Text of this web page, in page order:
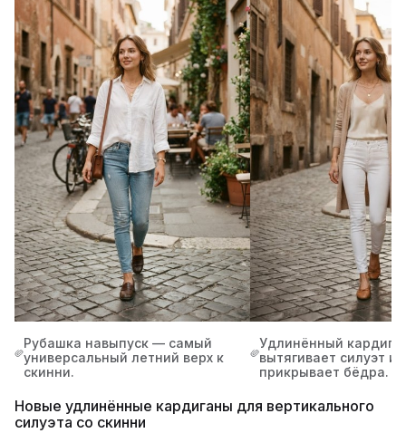
Рубашка навыпуск — самый
универсальный летний верх к
скинни.
Удлинённый
вытягивает силуэт и
прикрывает бёдра.
Новые удлинённые кардиганы для вертикального
силуэта со скинни